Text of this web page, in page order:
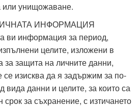
или унищожаване.
ИНФОРМАЦИЯ
ви информация за период,
целите, изложени в
за защита на личните данни,
се изисква да я задържим за по-
данни и целите, за които са
за съхранение, с изтичането